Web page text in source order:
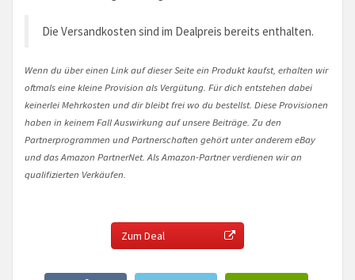
Die Versandkosten sind im Dealpreis bereits enthalten.
Wenn du über einen Link auf dieser Seite ein Produkt kaufst, erhalten wir
oftmals eine kleine Provision als Vergütung. Für dich entstehen dabei
keinerlei Mehrkosten und dir bleibt frei wo du bestellst. Diese Provisionen
haben in keinem Fall Auswirkung auf unsere Beiträge. Zu den
Partnerprogrammen und Partnerschaften gehört unter anderem eBay
und das Amazon PartnerNet. Als Amazon-Partner verdienen wir an
qualifizierten Verkäufen.
Zum Deal